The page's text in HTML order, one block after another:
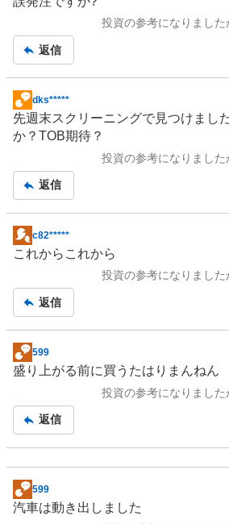
示
事
投資の参考になりました
返信
掲
示
板
dks*****
先週末スクリーニングで見つけまし
か？TOB期待？
投資の参考になりました
返信
掲
示
事
c82*****
これからこれから
投資の参考になりました
返信
掲
示
事
599
盛り上がる前に買うたはりまんねん
投資の参考になりました
返信
掲
示
599
汽車は動き出しました